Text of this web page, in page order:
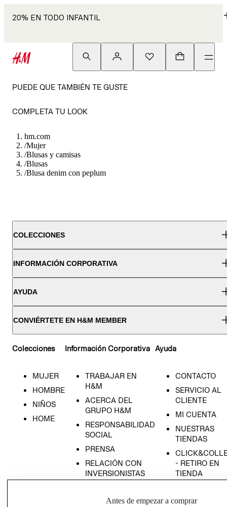
20% EN TODO INFANTIL
PUEDE QUE TAMBIÉN TE GUSTE
COMPLETA TU LOOK
hm.com
/Mujer
/Blusas y camisas
/Blusas
/Blusa denim con peplum
COLECCIONES
INFORMACIÓN CORPORATIVA
AYUDA
CONVIÉRTETE EN H&M MEMBER
Colecciones
MUJER
HOMBRE
NIÑOS
HOME
Información Corporativa
TRABAJAR EN
H&M
ACERCA DEL
GRUPO H&M
RESPONSABILIDAD
SOCIAL
PRENSA
RELACIÓN CON
INVERSIONISTAS
EMPRESARIAL
Ayuda
CONTACTO
SERVICIO AL
CLIENTE
MI CUENTA
NUESTRAS
TIENDAS
- RETIRO EN
TIENDA
CONDICIONES
Antes de empezar a comprar